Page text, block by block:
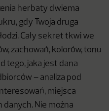
herbaty dwiema
gdy Twoja druga
Cały sekret tkwi we
zachowań, kolorów, tonu
tego, jaka jest dana
– analiza pod
miejsca
danych. Nie można